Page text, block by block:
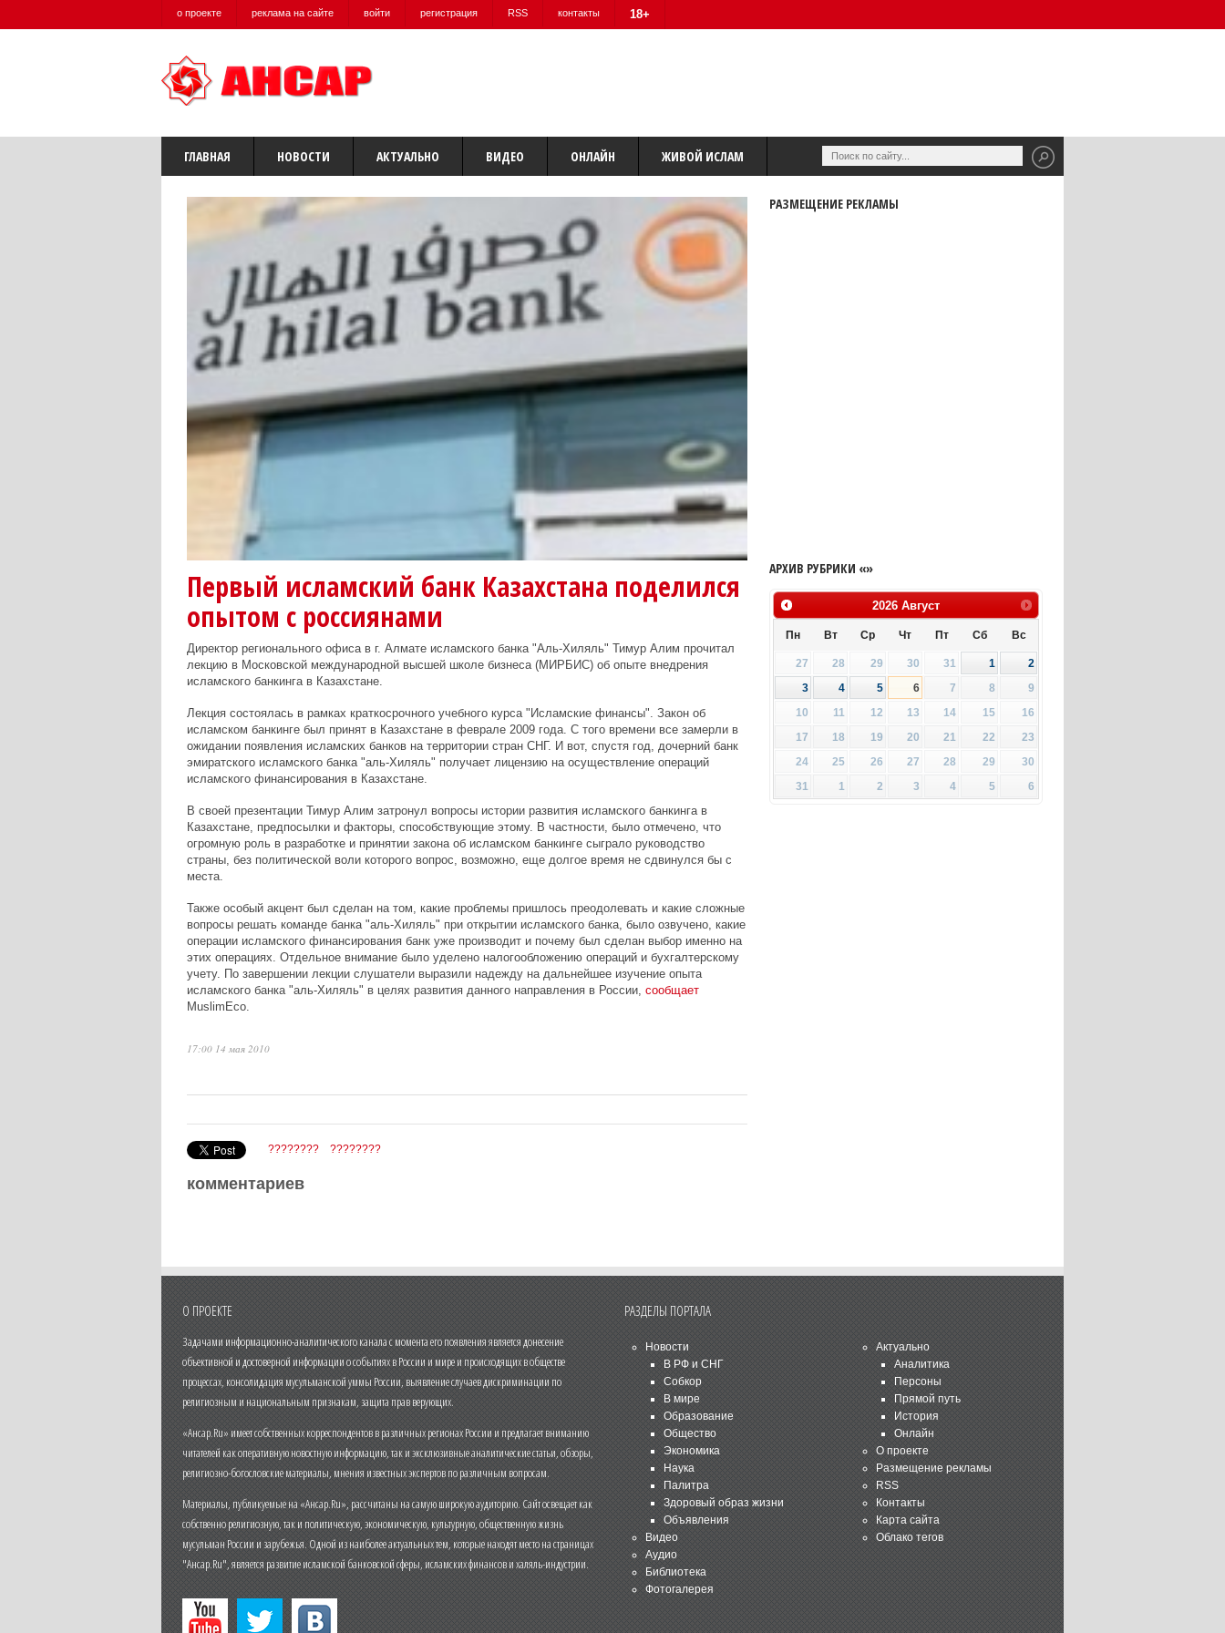
о проекте реклама на сайте войти регистрация RSS контакты 18+
ГЛАВНАЯ НОВОСТИ АКТУАЛЬНО ВИДЕО ОНЛАЙН ЖИВОЙ ИСЛАМ
Первый исламский банк Казахстана поделился
опытом c россиянами
Директор регионального офиса в г. Алмате исламского банка "Аль-Хиляль" Тимур Алим прочитал
лекцию в Московской международной высшей школе бизнеса (МИРБИС) об опыте внедрения
исламского банкинга в Казахстане.
Лекция состоялась в рамках краткосрочного учебного курса "Исламские финансы". Закон об
исламском банкинге был принят в Казахстане в феврале 2009 года. С того времени все замерли в
ожидании появления исламских банков на территории стран СНГ. И вот, спустя год, дочерний банк
эмиратского исламского банка "аль-Хиляль" получает лицензию на осуществление операций
исламского финансирования в Казахстане.
В своей презентации Тимур Алим затронул вопросы истории развития исламского банкинга в
Казахстане, предпосылки и факторы, способствующие этому. В частности, было отмечено, что
огромную роль в разработке и принятии закона об исламском банкинге сыграло руководство
страны, без политической воли которого вопрос, возможно, еще долгое время не сдвинулся бы с
места.
Также особый акцент был сделан на том, какие проблемы пришлось преодолевать и какие сложные
вопросы решать команде банка "аль-Хиляль" при открытии исламского банка, было озвучено, какие
операции исламского финансирования банк уже производит и почему был сделан выбор именно на
этих операциях. Отдельное внимание было уделено налогообложению операций и бухгалтерскому
учету. По завершении лекции слушатели выразили надежду на дальнейшее изучение опыта
исламского банка "аль-Хиляль" в целях развития данного направления в России, сообщает
MuslimEco.
17:00 14 мая 2010
???????? ????????
комментариев
РАЗМЕЩЕНИЕ РЕКЛАМЫ
АРХИВ РУБРИКИ «»
2026 Август
Пн Вт Ср Чт Пт Сб Вс
27 28 29 30 31 1
2
3
4 5 6 7 8
9
10
11 12 13 14 15
16
17
18 19 20 21 22
23
24
25 26 27 28 29
30
31
1 2 3 4 5 6
О ПРОЕКТЕ
Задачами информационно-аналитического канала с момента его появления является донесение
объективной и достоверной информации о событиях в России и мире и происходящих в обществе
процессах, консолидация мусульманской уммы России, выявление случаев дискриминации по
религиозным и национальным признакам, защита прав верующих.
«Ансар.Ru» имеет собственных корреспондентов в различных регионах России и предлагает вниманию
читателей как оперативную новостную информацию, так и эксклюзивные аналитические статьи, обзоры,
религиозно-богословские материалы, мнения известных экспертов по различным вопросам.
Материалы, публикуемые на «Ансар.Ru», рассчитаны на самую широкую аудиторию. Сайт освещает как
собственно религиозную, так и политическую, экономическую, культурную, общественную жизнь
мусульман России и зарубежья. Одной из наиболее актуальных тем, которые находят место на страницах
"Ансар.Ru", является развитие исламской банковской сферы, исламских финансов и халяль-индустрии.
РАЗДЕЛЫ ПОРТАЛА
Новости
В РФ и СНГ
Собкор
В мире
Образование
Общество
Экономика
Наука
Палитра
Здоровый образ жизни
Объявления
Видео
Аудио
Библиотека
Фотогалерея
Актуально
Аналитика
Персоны
Прямой путь
История
Онлайн
О проекте
Размещение рекламы
RSS
Контакты
Карта сайта
Облако тегов